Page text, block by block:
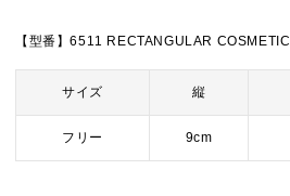
【型番】6511 RECTANGULAR COSMETIC
サイズ 縦
フリー 9cm